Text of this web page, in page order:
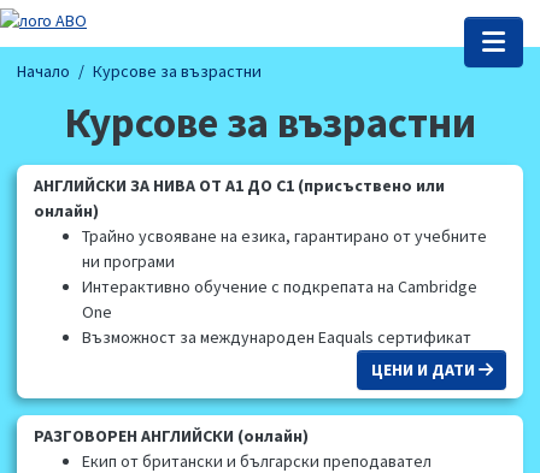
Начало Курсове за възрастни
Курсове за възрастни
АНГЛИЙСКИ ЗА НИВА ОТ А1 ДО С1 (присъствено или
онлайн)
Трайно усвояване на езика, гарантирано от учебните
ни програми
Интерактивно обучение с подкрепата на Cambridge
One
Възможност за международен Eaquals сертификат
ЦЕНИ И ДАТИ
РАЗГОВОРЕН АНГЛИЙСКИ (онлайн)
Eкип от британски и български преподавател